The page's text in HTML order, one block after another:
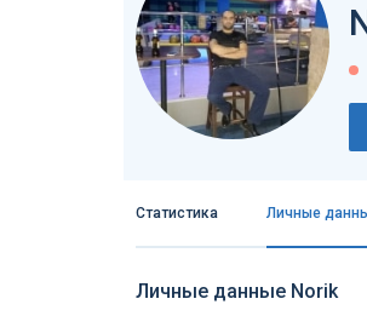
Статистика Личные
Личные данные Norik